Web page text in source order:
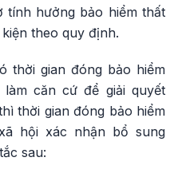
hưởng bảo hiểm thất
theo quy định.
thời gian đóng bảo hiểm
căn cứ để giải quyết
thời gian đóng bảo hiểm
hội xác nhận bổ sung
sau: